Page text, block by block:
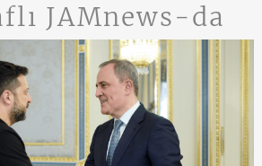
JAMnews-da